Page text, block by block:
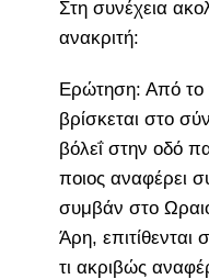
Στη συνέχεια
ανακριτή:
Ερώτηση: Από το
βρίσκεται στο
βόλεΐ στην οδό
ποιος αναφέρει
συμβάν στο
Άρη,
τι ακριβώς